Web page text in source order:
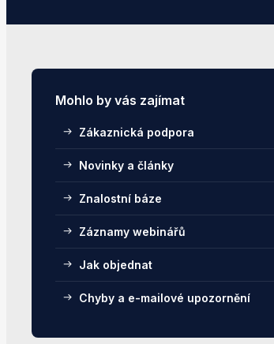
Mohlo by vás zajímat
Zákaznická podpora
Novinky a články
Znalostní báze
Záznamy webinářů
Jak objednat
Chyby a e-mailové upozornění